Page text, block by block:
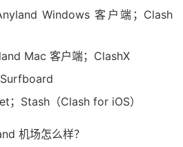
Windows 客户端；Clash
Mac 客户端；ClashX
；Stash（Clash for iOS）
机场怎么样？